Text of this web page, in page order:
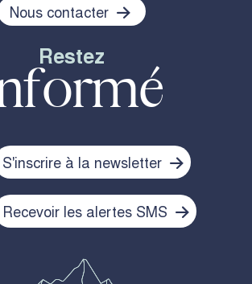
Nous contacter
Restez
S'inscrire à la newsletter
Recevoir les alertes SMS